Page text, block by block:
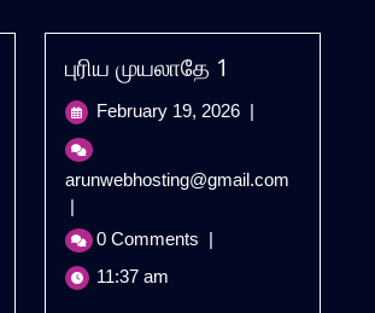
புரிய முயலாதே 1
February 19, 2026 February
|
arunwebhosting@gmail.comபுரிய
|
0 Comments |
11:37 am